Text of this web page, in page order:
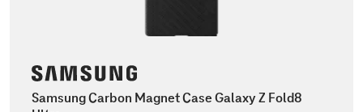
Samsung Carbon Magnet Case Galaxy Z Fold8